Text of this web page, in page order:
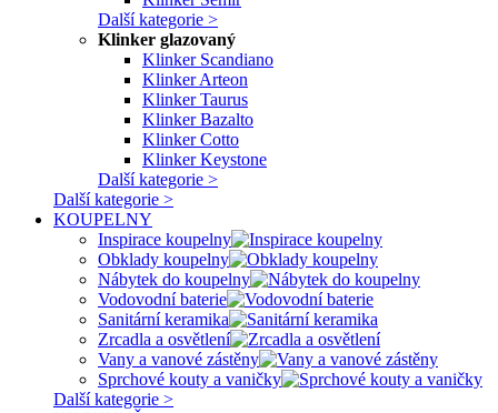
Další kategorie >
Klinker glazovaný
Klinker Scandiano
Klinker Arteon
Klinker Taurus
Klinker Bazalto
Klinker Cotto
Klinker Keystone
Další kategorie >
Další kategorie >
KOUPELNY
Inspirace koupelny
Obklady koupelny
Nábytek do koupelny
Vodovodní baterie
Sanitární keramika
Zrcadla a osvětlení
Vany a vanové zástěny
Sprchové kouty a vaničky
Další kategorie >